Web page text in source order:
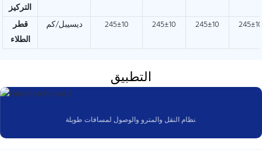
التركيز
قطر
الطلاء
ديسيبل/كم 245±10 245±10 245±10
التطبيق
نظام النقل والمترو والوصول لمسافات طويلة.